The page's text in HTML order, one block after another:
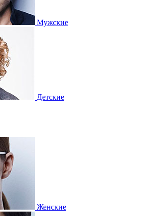
Мужские
Детские
Женские